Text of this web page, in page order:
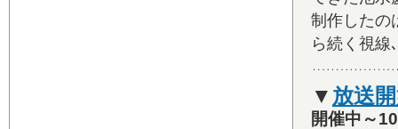
制作したの
ら続く視線
▼ 放送
開催中～